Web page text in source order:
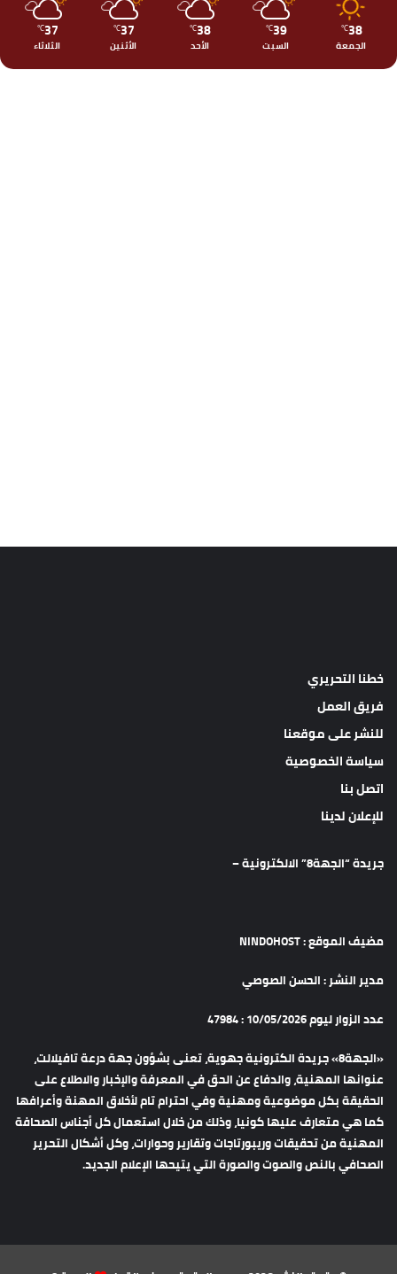
38
℃
الجمعة
39
℃
السبت
38
℃
الأحد
37
℃
الأثنين
37
℃
الثلاثاء
خطنا التحريري
فريق العمل
للنشر على موقعنا
سياسة الخصوصية
اتصل بنا
للإعلان لدينا
جريدة “الجهة8” الالكترونية –
مضيف الموقع : NINDOHOST
مدير النشر : الحسن الصوصي
عدد الزوار ليوم 10/05/2026 : 47984
«الجهة8» جريدة الكترونية جهوية، تعنى بشؤون جهة درعة تافيلالت،
عنوانها المهنية، والدفاع عن الحق في المعرفة والإخبار والاطلاع على
الحقيقة بكل موضوعية ومهنية وفي احترام تام لأخلاق المهنة وأعرافها
كما هي متعارف عليها كونيا، وذلك من خلال استعمال كل أجناس الصحافة
المهنية من تحقيقات وريبورتاجات وتقارير وحوارات، وكل أشكال التحرير
الصحافي بالنص والصوت والصورة التي يتيحها الإعلام الجديد.